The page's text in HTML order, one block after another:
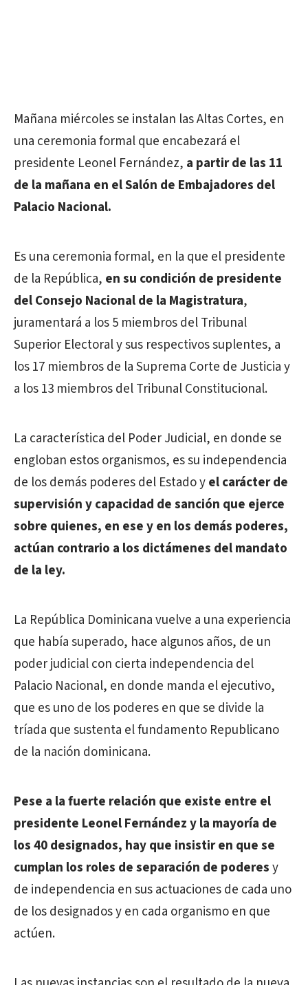
Mañana miércoles se instalan las Altas Cortes, en
una ceremonia formal que encabezará el
presidente Leonel Fernández, a partir de las 11
de la mañana en el Salón de Embajadores del
Palacio Nacional.
Es una ceremonia formal, en la que el presidente
de la República, en su condición de presidente
del Consejo Nacional de la Magistratura,
juramentará a los 5 miembros del Tribunal
Superior Electoral y sus respectivos suplentes, a
los 17 miembros de la Suprema Corte de Justicia y
a los 13 miembros del Tribunal Constitucional.
La característica del Poder Judicial, en donde se
engloban estos organismos, es su independencia
de los demás poderes del Estado yel carácter de
supervisión y capacidad de sanción que ejerce
sobre quienes, en ese y en los demás poderes,
actúan contrario a los dictámenes del mandato
de la ley.
La República Dominicana vuelve a una experiencia
que había superado, hace algunos años, de un
poder judicial con cierta independencia del
Palacio Nacional, en donde manda el ejecutivo,
que es uno de los poderes en que se divide la
tríada que sustenta el fundamento Republicano
de la nación dominicana.
Pese a la fuerte relación que existe entre el
presidente Leonel Fernández y la mayoría de
los 40 designados, hay que insistir en que se
cumplan los roles de separación de poderesy
de independencia en sus actuaciones de cada uno
de los designados y en cada organismo en que
actúen.